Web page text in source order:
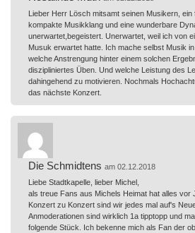
Lieber Herr Lösch mitsamt seinen Musikern,
kompakte Musikklang und eine wunderbare
unerwartet,begeistert. Unerwartet, weil ich von
Musuk erwartet hatte. Ich mache selbst Musik
welche Anstrengung hinter einem solchen
diszipliniertes Üben. Und welche Leistung des
dahingehend zu motivieren. Nochmals
das nächste Konzert.
Die Schmidtens am 02.12.2018
Liebe Stadtkapelle, lieber Michel,
als treue Fans aus Michels Heimat hat alles vor
Konzert zu Konzert sind wir jedes mal auf's
Anmoderationen sind wirklich 1a tipptopp und
folgende Stück. Ich bekenne mich als Fan der